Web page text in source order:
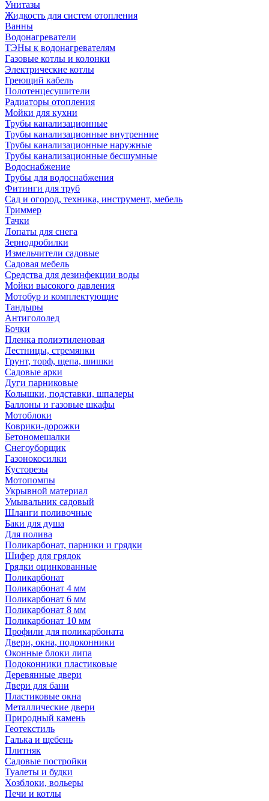
Унитазы
Жидкость для систем отопления
Ванны
Водонагреватели
ТЭНы к водонагревателям
Газовые котлы и колонки
Электрические котлы
Греющий кабель
Полотенцесушители
Радиаторы отопления
Мойки для кухни
Трубы канализационные
Трубы канализационные внутренние
Трубы канализационные наружные
Трубы канализационные бесшумные
Водоснабжение
Трубы для водоснабжения
Фитинги для труб
Сад и огород, техника, инструмент, мебель
Триммер
Тачки
Лопаты для снега
Зернодробилки
Измельчители садовые
Садовая мебель
Средства для дезинфекции воды
Мойки высокого давления
Мотобур и комплектующие
Тандыры
Антигололед
Бочки
Пленка полиэтиленовая
Лестницы, стремянки
Грунт, торф, щепа, шишки
Садовые арки
Дуги парниковые
Колышки, подставки, шпалеры
Баллоны и газовые шкафы
Мотоблоки
Коврики-дорожки
Бетономешалки
Снегоуборщик
Газонокосилки
Кусторезы
Мотопомпы
Укрывной материал
Умывальник садовый
Шланги поливочные
Баки для душа
Для полива
Поликарбонат, парники и грядки
Шифер для грядок
Грядки оцинкованные
Поликарбонат
Поликарбонат 4 мм
Поликарбонат 6 мм
Поликарбонат 8 мм
Поликарбонат 10 мм
Профили для поликарбоната
Двери, окна, подоконники
Оконные блоки липа
Подоконники пластиковые
Деревянные двери
Двери для бани
Пластиковые окна
Металлические двери
Природный камень
Геотекстиль
Галька и щебень
Плитняк
Садовые постройки
Туалеты и будки
Хозблоки, вольеры
Печи и котлы